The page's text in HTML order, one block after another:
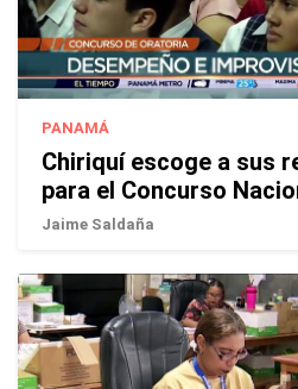
PANAMÁ
Chiriquí escoge a sus
para el Concurso
Jaime Saldaña